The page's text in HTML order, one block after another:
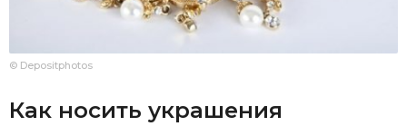
© Depositphotos
Как носить украшения